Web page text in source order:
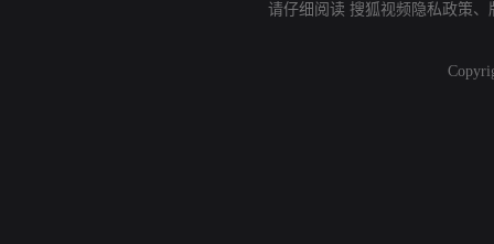
请仔细阅读 搜狐视频隐私政策、